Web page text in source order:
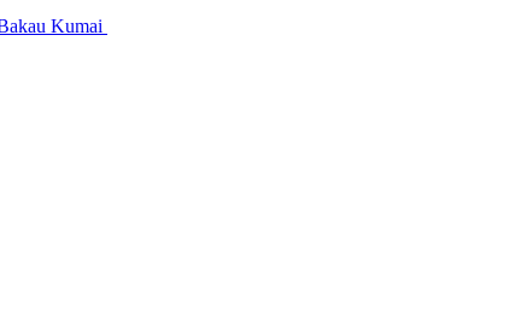
Kumai